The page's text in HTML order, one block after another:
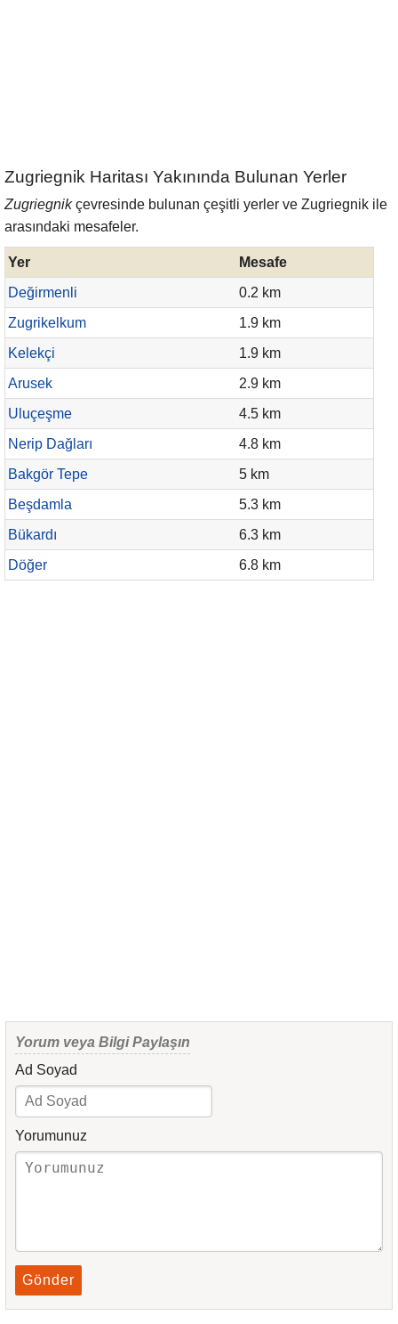
Zugriegnik Haritası Yakınında Bulunan Yerler
Zugriegnikçevresinde bulunan çeşitli yerler ve Zugriegnik ile
arasındaki mesafeler.
Yer
Mesafe
Değirmenli
0.2 km
Zugrikelkum
1.9 km
Kelekçi
1.9 km
Arusek
2.9 km
Uluçeşme
4.5 km
Nerip Dağları
4.8 km
Bakgör Tepe
5 km
Beşdamla
5.3 km
Bükardı
6.3 km
Döğer
6.8 km
Yorum veya Bilgi Paylaşın
Ad Soyad
Yorumunuz
Gönder